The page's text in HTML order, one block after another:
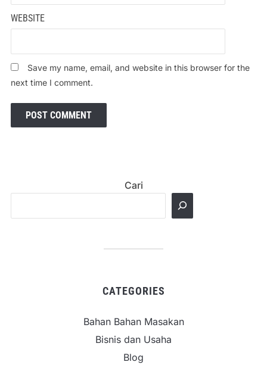
WEBSITE
Save my name, email, and website in this browser for the
next time I comment.
Cari
CATEGORIES
Bahan Bahan Masakan
Bisnis dan Usaha
Blog